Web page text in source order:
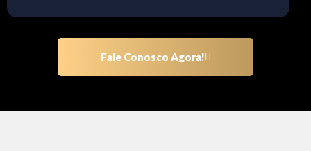
Fale Conosco Agora!